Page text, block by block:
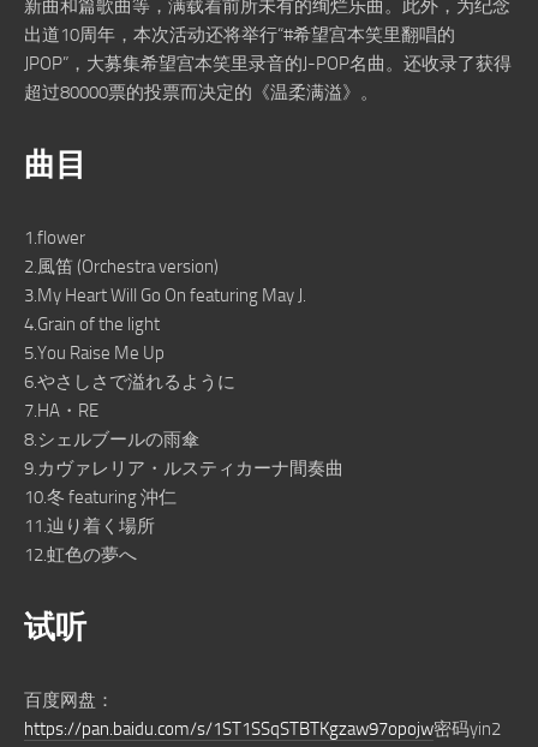
新曲和篇歌曲等，满载着前所未有的绚烂乐曲。此外，为纪念
出道10周年，本次活动还将举行“#希望宫本笑里翻唱的
JPOP”，大募集希望宫本笑里录音的J-POP名曲。还收录了获得
超过80000票的投票而决定的《温柔满溢》。
曲目
1.flower
2.風笛 (Orchestra version)
3.My Heart Will Go On featuring May J.
4.Grain of the light
5.You Raise Me Up
6.やさしさで溢れるように
7.HA・RE
8.シェルブールの雨傘
9.カヴァレリア・ルスティカーナ間奏曲
10.冬 featuring 沖仁
11.辿り着く場所
12.虹色の夢へ
试听
百度网盘：
https://pan.baidu.com/s/1ST1SSqSTBTKgzaw97opojw密码yin2